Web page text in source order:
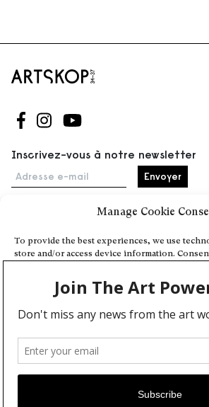
Manage Cookie
To provide the best experiences, we use
store and/or access device information.
or unique IDs on this site. Not consenting or
may adversely affect certain features and
Deny
View preferences
Suivez-nous sur Facebook
Suivez-nous sur Instagram
Suivez-nous sur Youtube
Inscrivez-vous à notre newsletter
Adresse e-mail
Accueil
Événements
À propos
Partenaires
Contact
Conditions générales
Confidentialité et cookies
Communiquer votre événement